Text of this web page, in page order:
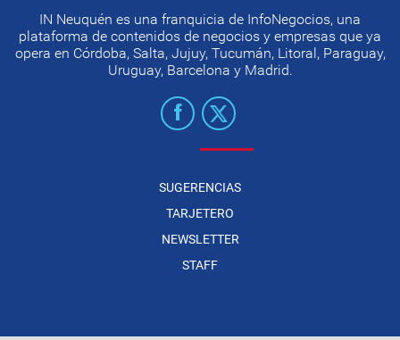
IN Neuquén es una franquicia de InfoNegocios, una
plataforma de contenidos de negocios y empresas que ya
opera en Córdoba, Salta, Jujuy, Tucumán, Litoral, Paraguay,
Uruguay, Barcelona y Madrid.
SUGERENCIAS
TARJETERO
NEWSLETTER
STAFF